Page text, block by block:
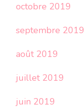
octobre 2019
septembre 2019
août 2019
juillet 2019
juin 2019